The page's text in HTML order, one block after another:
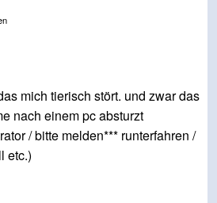
mich tierisch stört. und zwar das
nach einem pc absturzt
/ bitte melden*** runterfahren /
etc.)